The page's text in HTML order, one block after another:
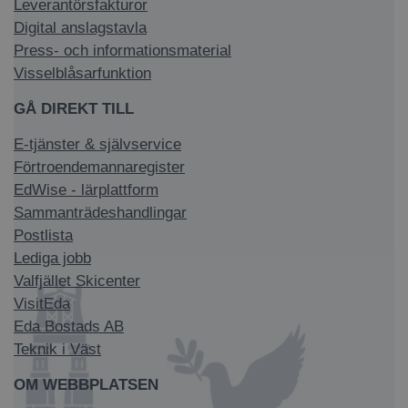
Leverantörsfakturor
Digital anslagstavla
Press- och informationsmaterial
Visselblåsarfunktion
GÅ DIREKT TILL
E-tjänster & självservice
Förtroendemannaregister
EdWise - lärplattform
Sammanträdeshandlingar
Postlista
Lediga jobb
Valfjället Skicenter
VisitEda
Eda Bostads AB
Teknik i Väst
OM WEBBPLATSEN